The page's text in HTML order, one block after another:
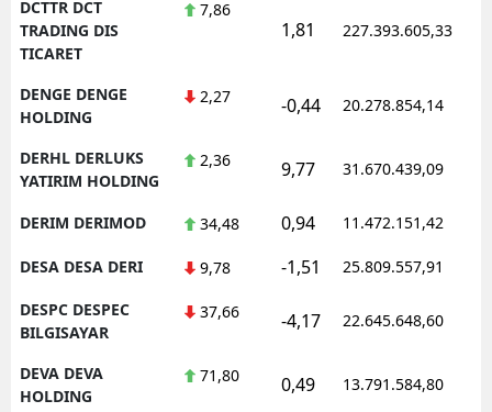
DCTTR DCT
TRADING DIS
TICARET
7,86
1,81 227.393.605,33
DENGE DENGE
HOLDING
2,27 -0,44 20.278.854,14
DERHL DERLUKS
YATIRIM HOLDING
2,36 9,77 31.670.439,09
DERIM DERIMOD 34,48 0,94 11.472.151,42
DESA DESA DERI 9,78 -1,51 25.809.557,91
DESPC DESPEC
BILGISAYAR
37,66 -4,17 22.645.648,60
DEVA DEVA
HOLDING
71,80 0,49 13.791.584,80